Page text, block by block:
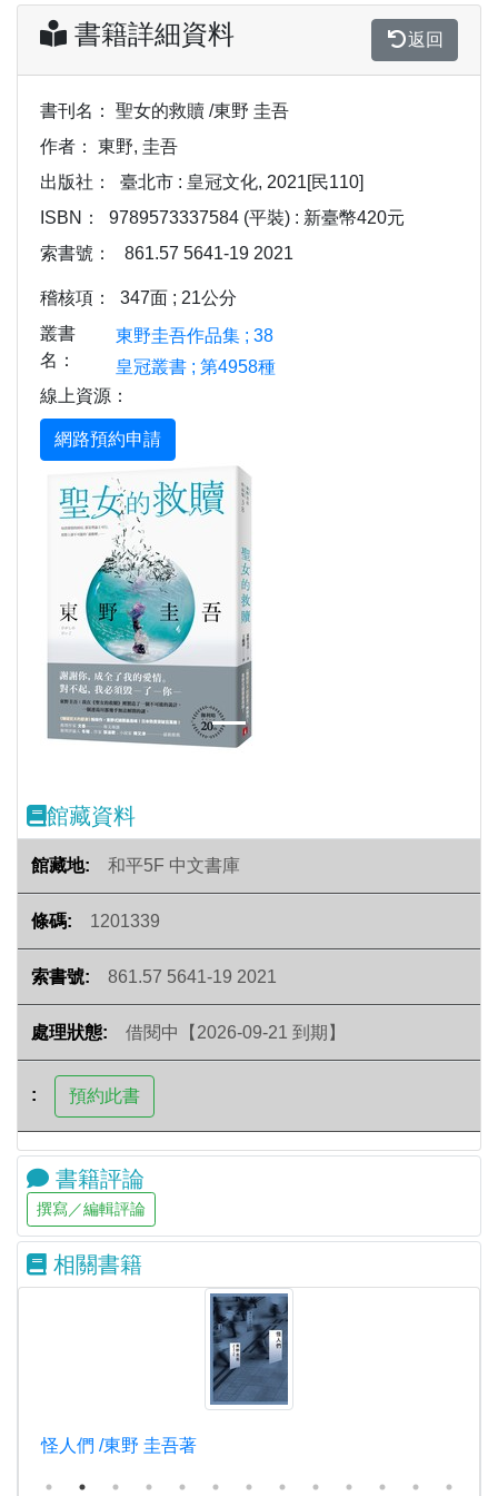
書籍詳細資料 返回
書刊名：
聖女的救贖 /東野 圭吾
作者：
東野, 圭吾
出版社：
臺北市 : 皇冠文化, 2021[民110]
ISBN：
9789573337584 (平裝) : 新臺幣420元
索書號：
861.57 5641-19 2021
稽核項：
347面 ; 21公分
叢書
名：
東野圭吾作品集 ; 38
皇冠叢書 ; 第4958種
線上資源：
Previous
館藏資料
和平5F 中文書庫
1201339
861.57 5641-19 2021
借閱中【2026-09-21 到期】
書籍評論
相關書籍
怪人們 /東野 圭吾著